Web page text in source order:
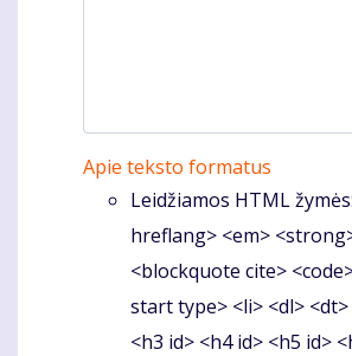
Apie teksto formatus
Leidžiamos HTML
hreflang> <em>
<blockquote cite>
start type> <li> <dl>
<h3 id> <h4 id> <h5 id>